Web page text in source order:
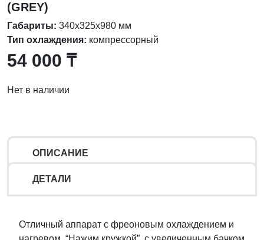
(GREY)
Габариты: 340х325х980 мм
Тип охлаждения: компрессорный
54 000 ₸
Нет в наличии
ОПИСАНИЕ
ДЕТАЛИ
Отличный аппарат с фреоновым охлаждением и